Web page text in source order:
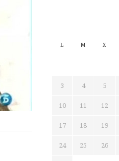
L M X
3 4 5
10 11 12
17 18 19
24 25 26